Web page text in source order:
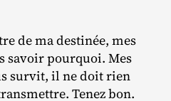
de ma destinée, mes
savoir pourquoi. Mes
survit, il ne doit rien
Tenez bon.